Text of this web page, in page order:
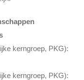
kerngroep, PKG):
kerngroep, PKG):